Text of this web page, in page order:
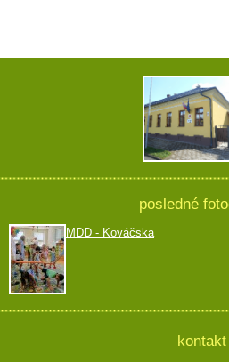
posledné
MDD - Kováčska
kontakt